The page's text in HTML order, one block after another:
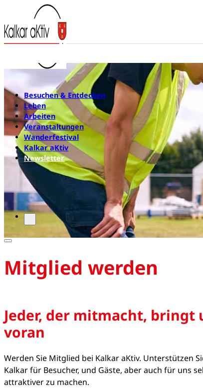
Besuchen & Entdecken
Leben
Arbeiten
Veranstaltungen
Wanderfestival
Kalkar aKtiv
Newsletter
Mitglied werden
Jeder, der mitmacht, bringt
voran
Werden Sie Mitglied bei Kalkar aKtiv. Unterstützen
Kalkar für Besucher, und Gäste, aber auch für uns
attraktiver zu machen.